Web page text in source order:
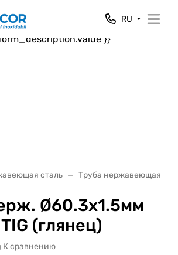
}}
}}
RU
сталь Труба нержавеющая
Ø60.3х1.5мм
(глянец)
К сравнению